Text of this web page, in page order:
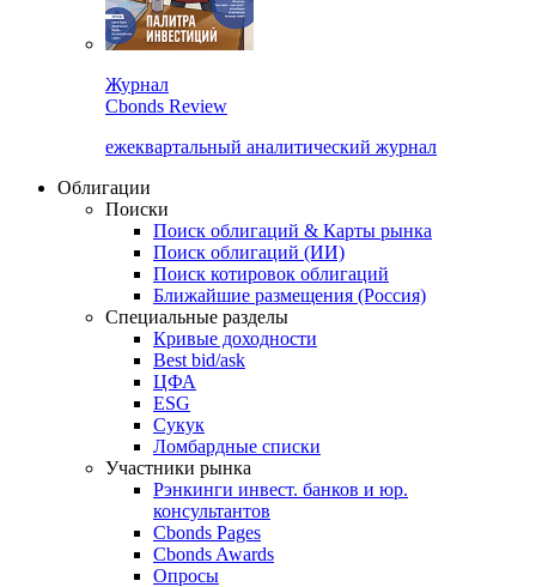
Журнал
Cbonds Review
ежеквартальный аналитический журнал
Облигации
Поиски
Поиск облигаций & Карты рынка
Поиск облигаций (ИИ)
Поиск котировок облигаций
Ближайшие размещения (Россия)
Специальные разделы
Кривые доходности
Best bid/ask
ЦФА
ESG
Сукук
Ломбардные списки
Участники рынка
Рэнкинги инвест. банков и юр.
консультантов
Cbonds Pages
Cbonds Awards
Опросы